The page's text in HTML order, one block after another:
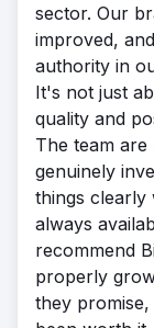
sector. Our
improved,
authority in
It's not just
quality and
The team
genuinely
things clearly
always
recommend
properly
they